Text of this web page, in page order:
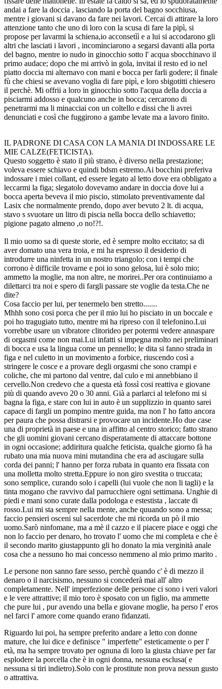
andai a fare la doccia , lasciando la porta del bagno socchiusa,
mentre i giovani si davano da fare nei lavori. Cercai di attirare la loro
attenzione tanto che uno di loro con la scusa di fare la pipì, si
propose per lavarmi la schiena,io acconsetìì e a lui si accodarono gli
altri che lasciati i lavori , incominciarono a segarsi davanti alla porta
del bagno, mentre io nudo in ginocchio sotto l' acqua sbocchinavo il
primo audace; dopo che mi arrivò in gola, invitai il resto ed io nel
piatto doccia mi alternavo con mani e bocca per farli godere; il finale
fù che chiesi se avevano voglia di fare pipì, e loro sbigotitti chiesero
il perchè. Mi offrii a loro in ginocchio sotto l'acqua della doccia a
pisciarmi addosso e qualcuno anche in bocca; cercarono di
penetrarmi ma li minacciai con un coltello e dissi che li avrei
denunciati e così che fuggirono a gambe levate ma a lavoro finito.
IL PADRONE DI CASA CON LA MANIA DI INDOSSARE LE
MIE CALZE(FETICISTA).
Questo soggetto è stato il più strano, è diverso nella prestazione;
voleva essere schiavo e quindi bdsm estremo.Ai bocchini preferiva
indossare i miei collant, ed essere legato al letto dove era obbligato a
leccarmi la figa; slegatolo dovevamo andare in doccia dove lui a
bocca aperta beveva il mio piscio, stimolato preventivamente dal
Lasix che normalmente prendo, dopo aver bevuto 2 lt. di acqua,
stavo s svuotare un litro di piscia nella bocca dello schiavetto;
pigione pagato almeno ,o no!?!.
Il mio uomo sa di queste storie, ed è sempre molto eccitato; sa di
aver domato una vera troia, e mi ha espresso il desiderio di
introdurre una ninfetta in un nostro triangolo; con i tempi che
corrono è difficile trovarne e poi io sono gelosa, lui è solo mio;
ammetto la moglie, ma non altre, ne morirei..Per ora continuiamo a
dilettarci tra noi e spero di fargli passare ste voglie da testa.Che ne
dite?
Cosa faccio per lui, per tenermelo ben stretto.......
Mhhh sono cosi porca che per il mio lui ho pisciato in un boccale e
poi ho tragugiato tutto, mentre mi ha ripreso con il telefonino.Lui
vorrebbe usare un vibratore clitorideo per potermi vedere annaspare
di orgasmi come non mai.Lui infatti si impegna molto nei preliminari
di bocca e usa la lingua come un pennello; le dita si fanno strada in
figa e nel culetto in un movimento a forbice, riuscendo così a
stringere le cosce e a provare degli orgasmi che sono crampi e
coliche, che mi partono dal ventre, dal culo e mi annebbiano il
cervello.Non credevo che a questa età fossì cosi reattiva e giovane
più di quando avevo 20 o 30 anni. Già a parlarci al telefono mi si
bagna la figa, e stare con lui in auto è un supplizzio in quanto sarei
capace di fargli un pompino mentre guida, ma non l' ho fatto ancora
per paura che possa distrarsi e provocare un incidente.Ho due case
una di proprietà in paese e una in affitto al centro storico; fatto strano
che gli uomini giovani cercano disperatamente di attaccare bottone
in ogni occasione; addiritura qualche feticista, qualche giorno fà ha
rubato una mia nuova mini mutandina che era ad asciugare sulla
corda dei panni; l' hanno per forza rubata in quanto era fissata con
una molletta molto stretta.Eppure io non giro svestita o truccata;
sono semplice, curando solo i capelli (lui vuole che non li tagli) e la
tinta mogano che ravvivo dal parrucchiere ogni settimana. Unghie di
piedi e mani sono curate dalla podologa e estestista , laccate di
rosso.Lui mi sta sempre nella mente, anche quuando sono a messa;
faccio pensieri osceni sul sacerdote che mi ricorda un pò il mio
uomo.Sarò ninfomane, ma a mè il cazzo e il piacere piace e oggi che
non lo faccio per denaro, ho trovato l' uomo che mi completa e che è
il secondo marito giustappunto gli ho donato la mia verginità anale
cosa che a nessuno ho mai concesso nemmeno al mio primo marito .
Le persone non sanno fare sesso, perchè quando c' è di mezzo il
denaro o il narcisismo, nessuno si concederà mai all' altro
completamente. Nell' imperfezione delle persone ci sono i veri valori
e le vere attrattive; il mio toro è sposato con un figlio, ma ammette
che pure lui , pur avendo una bella e giovane moglie, ha perso l' eros
nel farci l' amore come quando erano fidanzati.
Riguardo lui poi, ha sempre preferito andare a letto con donne
mature, che lui dice e definisce " imperfette" esteticamente o per l'
età, ma ha sempre trovato per ognuna di loro la giusta chiave per far
esplodere la porcella che è in ogni donna, nessuna esclusa( e
nessuna si tiri indietro).Solo con le prostitute non prova nessun gusto
o attrattiva.